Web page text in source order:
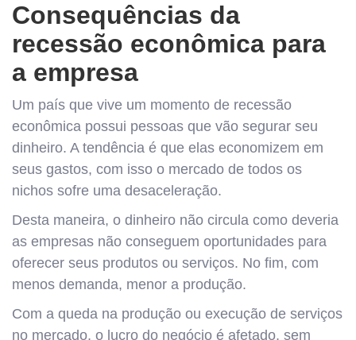
Consequências da
recessão econômica para
a empresa
Um país que vive um momento de recessão
econômica possui pessoas que vão segurar seu
dinheiro. A tendência é que elas economizem em
seus gastos, com isso o mercado de todos os
nichos sofre uma desaceleração.
Desta maneira, o dinheiro não circula como deveria
as empresas não conseguem oportunidades para
oferecer seus produtos ou serviços. No fim, com
menos demanda, menor a produção.
Com a queda na produção ou execução de serviços
no mercado, o lucro do negócio é afetado, sem